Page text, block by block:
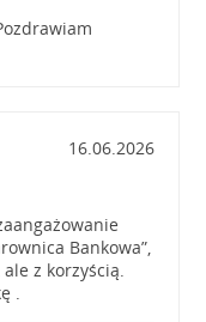
16.06.2026
Bankowa”,
z korzyścią.
.